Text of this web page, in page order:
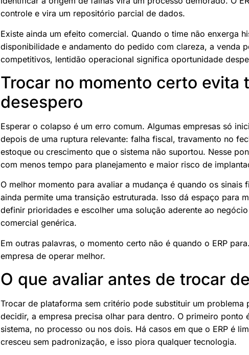
controle e vira um repositório parcial de dados.
Existe ainda um efeito comercial. Quando o time não enxerga
disponibilidade e andamento do pedido com clareza, a venda
competitivos, lentidão operacional significa oportunidade
Trocar no momento certo evita
desespero
Esperar o colapso é um erro comum. Algumas empresas só
depois de uma ruptura relevante: falha fiscal, travamento no
estoque ou crescimento que o sistema não suportou. Nesse
com menos tempo para planejamento e maior risco de
O melhor momento para avaliar a mudança é quando os sinais
ainda permite uma transição estruturada. Isso dá espaço para
definir prioridades e escolher uma solução aderente ao
comercial genérica.
Em outras palavras, o momento certo não é quando o ERP
empresa de operar melhor.
O que avaliar antes de trocar
Trocar de plataforma sem critério pode substituir um problema
decidir, a empresa precisa olhar para dentro. O primeiro ponto
sistema, no processo ou nos dois. Há casos em que o ERP é
cresceu sem padronização, e isso piora qualquer tecnologia.